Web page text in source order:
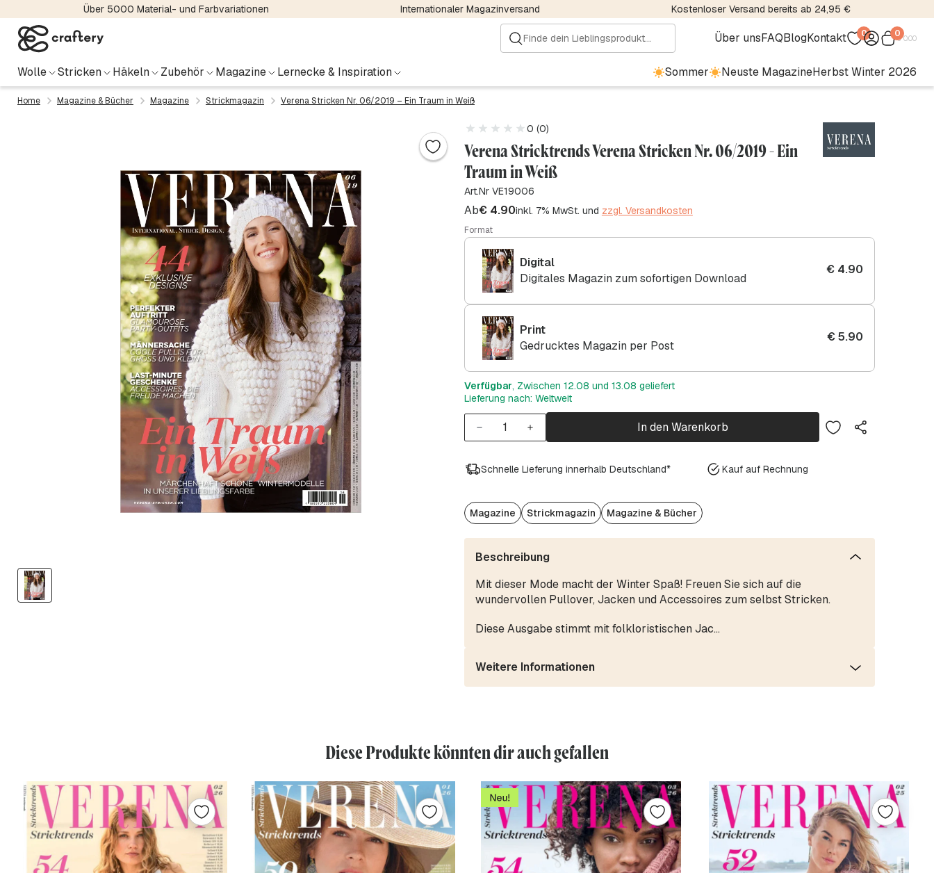
Über 5000 Material- und Farbvariationen Internationaler Magazinversand Kostenloser Versand bereits ab 24,95 €
Über unsFAQBlogKontakt 0 0€0.00
Wolle Stricken Häkeln Zubehör Magazine Lernecke & Inspiration Sommer Neuste MagazineHerbst Winter 2026
Home Magazine & Bücher Magazine Strickmagazin Verena Stricken Nr. 06/2019 – Ein Traum in Weiß
0 (0)
Verena Stricktrends Verena Stricken Nr. 06/2019 - Ein
Traum in Weiß
Art.Nr VE19006
Ab€4.90inkl. 7% MwSt. und zzgl. Versandkosten
Format
Digital
Digitales Magazin zum sofortigen Download
€4.90
Print
Gedrucktes Magazin per Post
€5.90
Verfügbar, Zwischen 12.08 und 13.08 geliefert
Lieferung nach: Weltweit
In den Warenkorb
Schnelle Lieferung innerhalb Deutschland* Kauf auf Rechnung
Magazine Strickmagazin Magazine & Bücher
Beschreibung
Mit dieser Mode macht der Winter Spaß! Freuen Sie sich auf die
wundervollen Pullover, Jacken und Accessoires zum selbst Stricken.
Diese Ausgabe stimmt mit folkloristischen Jac…
Weitere Informationen
Diese Produkte könnten dir auch gefallen